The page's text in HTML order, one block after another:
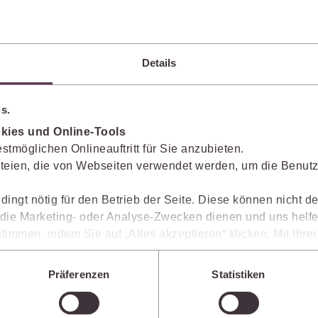
Details
und Online-Tools
Onlineauftritt für Sie anzubieten.
die von Webseiten verwendet werden, um die
nötig für den Betrieb der Seite. Diese können nicht
Marketing- oder Analyse-Zwecken dienen und uns
indem Sie auf „Alles akzeptieren“ klicken. Mit
dass die mittels der Cookies erhobenen Daten
die ein niedrigeres Datenschutzniveau als die EU
Hinweisen zum Datenschutz
Präferenzen Statistiken
Die juris KI-Suite belegt ihre Ergebnisse mit
nachvollziehbaren, zitierfähigen Quellenverweisen.
Grundlage weiterverarbeiten.
Texte blitzschnell erstellen
Die juris KI-Suite erstellt in Sekunden Textentwürfe
für Schriftsätze, Stellungnahmen und andere
Dokumente. So verarbeiten Sie Rechercheergebnisse